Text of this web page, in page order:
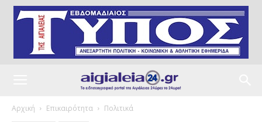
Αρχική Επικαιρότητα Πολιτικά